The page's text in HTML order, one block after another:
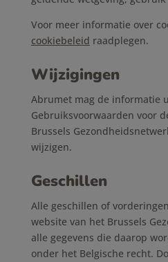
Voor meer informatie over
cookiebeleid raadplegen.
Wijzigingen
Abrumet mag de informatie
Gebruiksvoorwaarden voor
Brussels
wijzigen.
Geschillen
Alle geschillen of
website van het Brussels
alle gegevens die daarop
onder het Belgische recht.